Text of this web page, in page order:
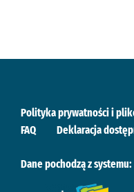
Polityka prywatności i
FAQ
Deklaracja
Dane pochodzą z systemu: